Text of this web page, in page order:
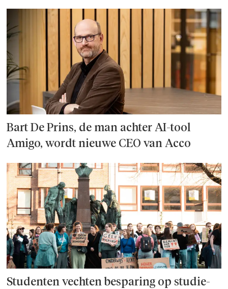
Bart De Prins, de man achter AI-tool
Amigo, wordt nieuwe CEO van Acco
Studenten vechten besparing op studie­